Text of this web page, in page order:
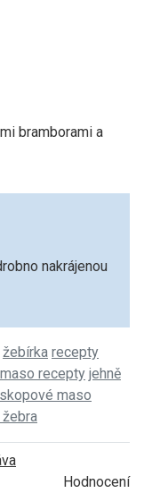
bramborami a
nakrájenou
žebírka recepty
recepty jehně
skopové maso
Hodnocení